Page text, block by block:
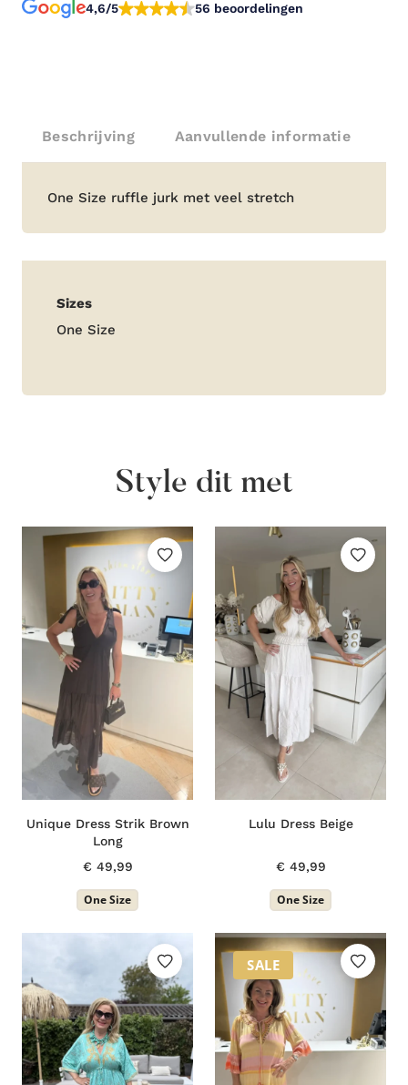
4,6/5 56 beoordelingen
Beschrijving Aanvullende informatie
Beschrijving
One Size ruffle jurk met veel stretch
Aanvullende
informatie
Sizes
One Size
Style dit met
Unique Dress Strik Brown
Long
€ 49,99
One Size
Lulu Dress Beige
€ 49,99
One Size
SALE